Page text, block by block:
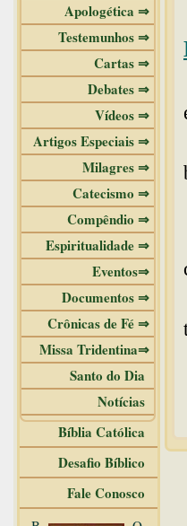
Apologética ⇒
Testemunhos ⇒
Cartas ⇒
Debates ⇒
Vídeos ⇒
Artigos Especiais ⇒
Milagres ⇒
Catecismo ⇒
Compêndio ⇒
Espiritualidade ⇒
Eventos⇒
Documentos ⇒
Crônicas de Fé ⇒
Missa Tridentina⇒
Santo do Dia
Notícias
Bíblia Católica
Desafio Bíblico
Fale Conosco